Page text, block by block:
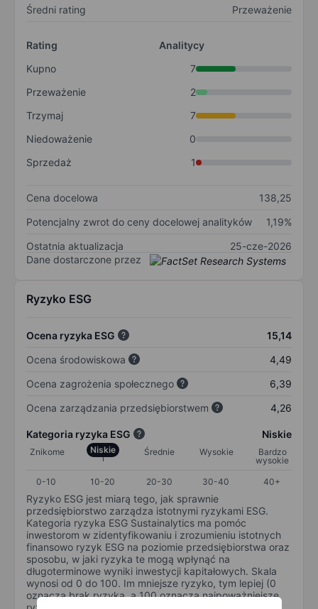
Średni rating Przeważenie
Rating
Analitycy
Kupno
7
Przeważenie
2
Trzymaj
7
Niedoważenie
0
Sprzedaż
1
Cena docelowa
138,25
Potencjalny zwrot do ceny docelowej analityków
1,19%
Ostatnia aktualizacja
25-cze-2026
Dane dostarczone przez
Ryzyko ESG
Ocena ryzyka ESG
15,14
Ocena środowiskowa
4,49
Ocena zagrożenia społecznego
6,39
Ocena zarządzania przedsiębiorstwem
4,26
Kategoria ryzyka ESG Niskie
Znikome Niskie Średnie Wysokie
Bardzo
wysokie
0-10
10-20 20-30 30-40 40+
Ryzyko ESG jest miarą tego, jak sprawnie
przedsiębiorstwo zarządza istotnymi ryzykami ESG.
Kategoria ryzyka ESG Sustainalytics ma pomóc
inwestorom w zidentyfikowaniu i zrozumieniu istotnych
finansowo ryzyk ESG na poziomie przedsiębiorstwa oraz
sposobu, w jaki ryzyka te mogą wpłynąć na
długoterminowe wyniki inwestycji kapitałowych. Skala
wynosi od 0 do 100. Im mniejsze ryzyko, tym lepiej (0
oznacza brak ryzyka, a 100 oznacza najpoważniejsze